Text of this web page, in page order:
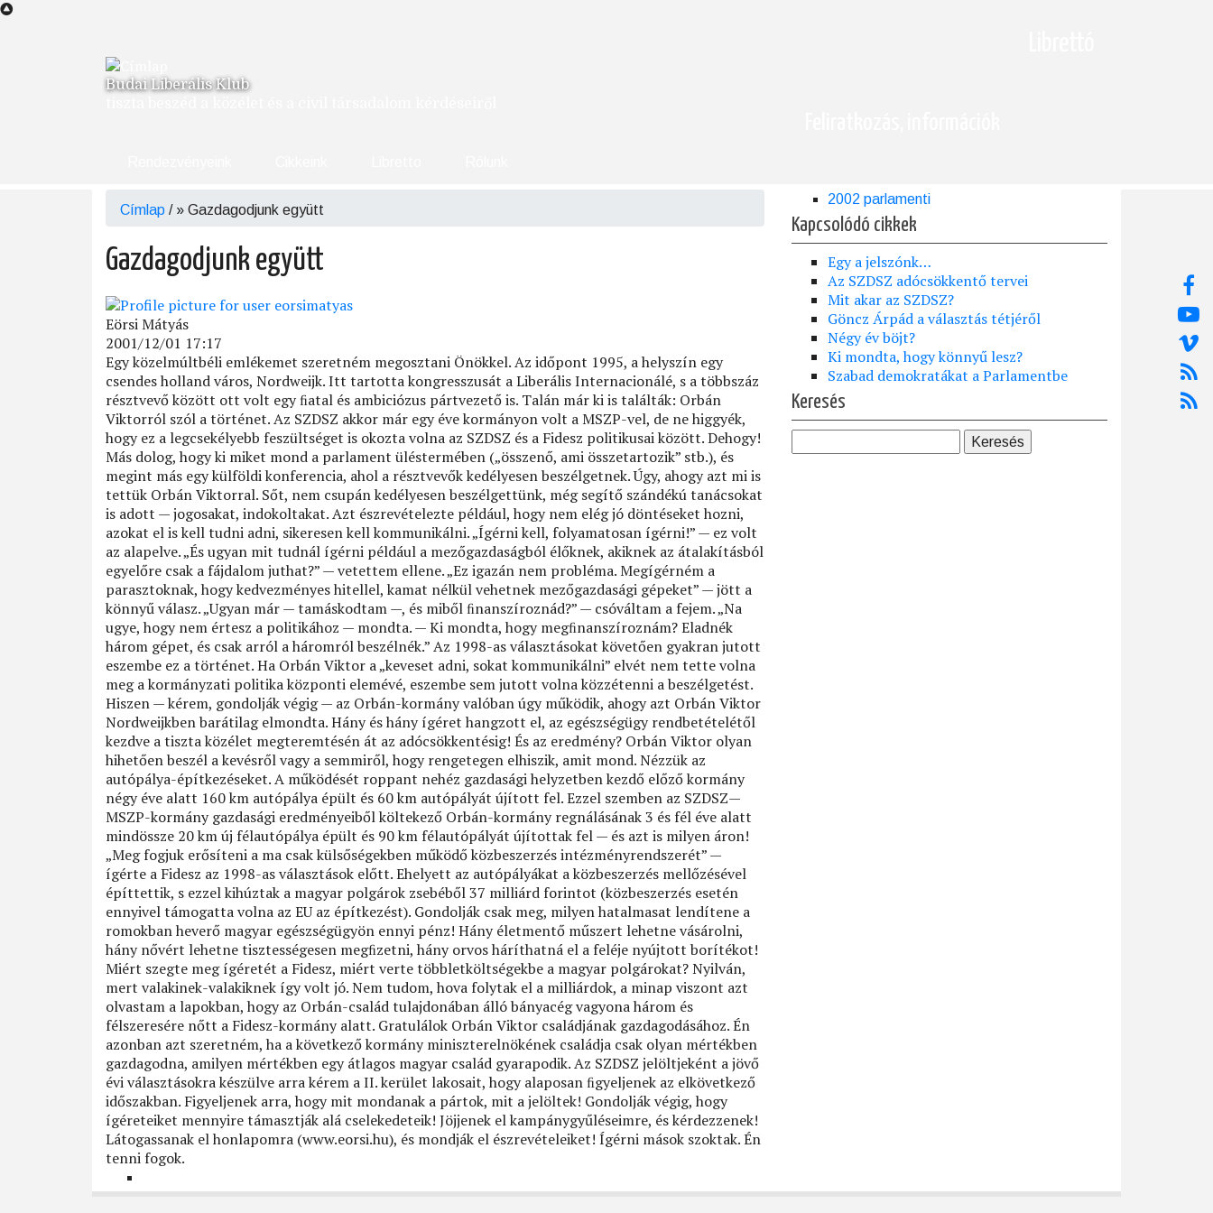
Ugrás
Budai Liberális Klub
Morzsa
Címlap / Gazdagodjunk együtt
Gazdagodjunk együtt
Eörsi Mátyás
2001/12/01 17:17
Egy közelmúltbéli emlékemet szeretném megosztani Önökkel. Az időpont 1995, a helyszín egy
csendes holland város, Nordweijk. Itt tartotta kongresszusát a Liberális Internacionálé, s a többszáz
résztvevő között ott volt egy ﬁatal és ambiciózus pártvezető is. Talán már ki is találták: Orbán
Viktorról szól a történet. Az SZDSZ akkor már egy éve kormányon volt a MSZP-vel, de ne higgyék,
hogy ez a legcsekélyebb feszültséget is okozta volna az SZDSZ és a Fidesz politikusai között. Dehogy!
Más dolog, hogy ki miket mond a parlament üléstermében („összenő, ami összetartozik” stb.), és
megint más egy külföldi konferencia, ahol a résztvevők kedélyesen beszélgetnek. Úgy, ahogy azt mi is
tettük Orbán Viktorral. Sőt, nem csupán kedélyesen beszélgettünk, még segítő szándékú tanácsokat
is adott — jogosakat, indokoltakat. Azt észrevételezte például, hogy nem elég jó döntéseket hozni,
azokat el is kell tudni adni, sikeresen kell kommunikálni. „Ígérni kell, folyamatosan ígérni!” — ez volt
az alapelve. „És ugyan mit tudnál ígérni például a mezőgazdaságból élőknek, akiknek az átalakításból
egyelőre csak a fájdalom juthat?” — vetettem ellene. „Ez igazán nem probléma. Megígérném a
parasztoknak, hogy kedvezményes hitellel, kamat nélkül vehetnek mezőgazdasági gépeket” — jött a
könnyű válasz. „Ugyan már — tamáskodtam —, és miből ﬁnanszíroznád?” — csóváltam a fejem. „Na
ugye, hogy nem értesz a politikához — mondta. — Ki mondta, hogy megﬁnanszíroznám? Eladnék
három gépet, és csak arról a háromról beszélnék.” Az 1998-as választásokat követően gyakran jutott
eszembe ez a történet. Ha Orbán Viktor a „keveset adni, sokat kommunikálni” elvét nem tette volna
meg a kormányzati politika központi elemévé, eszembe sem jutott volna közzétenni a beszélgetést.
Hiszen — kérem, gondolják végig — az Orbán-kormány valóban úgy működik, ahogy azt Orbán Viktor
Nordweijkben barátilag elmondta. Hány és hány ígéret hangzott el, az egészségügy rendbetételétől
kezdve a tiszta közélet megteremtésén át az adócsökkentésig! És az eredmény? Orbán Viktor olyan
hihetően beszél a kevésről vagy a semmiről, hogy rengetegen elhiszik, amit mond. Nézzük az
autópálya-építkezéseket. A működését roppant nehéz gazdasági helyzetben kezdő előző kormány
négy éve alatt 160 km autópálya épült és 60 km autópályát újított fel. Ezzel szemben az SZDSZ—
MSZP-kormány gazdasági eredményeiből költekező Orbán-kormány regnálásának 3 és fél éve alatt
mindössze 20 km új félautópálya épült és 90 km félautópályát újítottak fel — és azt is milyen áron!
„Meg fogjuk erősíteni a ma csak külsőségekben működő közbeszerzés intézményrendszerét” —
ígérte a Fidesz az 1998-as választások előtt. Ehelyett az autópályákat a közbeszerzés mellőzésével
építtettik, s ezzel kihúztak a magyar polgárok zsebéből 37 milliárd forintot (közbeszerzés esetén
ennyivel támogatta volna az EU az építkezést). Gondolják csak meg, milyen hatalmasat lendítene a
romokban heverő magyar egészségügyön ennyi pénz! Hány életmentő műszert lehetne vásárolni,
hány nővért lehetne tisztességesen megﬁzetni, hány orvos háríthatná el a feléje nyújtott borítékot!
Miért szegte meg ígéretét a Fidesz, miért verte többletköltségekbe a magyar polgárokat? Nyilván,
mert valakinek-valakiknek így volt jó. Nem tudom, hova folytak el a milliárdok, a minap viszont azt
olvastam a lapokban, hogy az Orbán-család tulajdonában álló bányacég vagyona három és
félszeresére nőtt a Fidesz-kormány alatt. Gratulálok Orbán Viktor családjának gazdagodásához. Én
azonban azt szeretném, ha a következő kormány miniszterelnökének családja csak olyan mértékben
gazdagodna, amilyen mértékben egy átlagos magyar család gyarapodik. Az SZDSZ jelöltjeként a jövő
évi választásokra készülve arra kérem a II. kerület lakosait, hogy alaposan ﬁgyeljenek az elkövetkező
időszakban. Figyeljenek arra, hogy mit mondanak a pártok, mit a jelöltek! Gondolják végig, hogy
ígéreteiket mennyire támasztják alá cselekedeteik! Jöjjenek el kampánygyűléseimre, és kérdezzenek!
Látogassanak el honlapomra (www.eorsi.hu), és mondják el észrevételeiket! Ígérni mások szoktak. Én
tenni fogok.
2002 parlamenti
Kapcsolódó cikkek
Egy a jelszónk…
Az SZDSZ adócsökkentő tervei
Mit akar az SZDSZ?
Göncz Árpád a választás tétjéről
Négy év böjt?
Ki mondta, hogy könnyű lesz?
Szabad demokratákat a Parlamentbe
Keresés